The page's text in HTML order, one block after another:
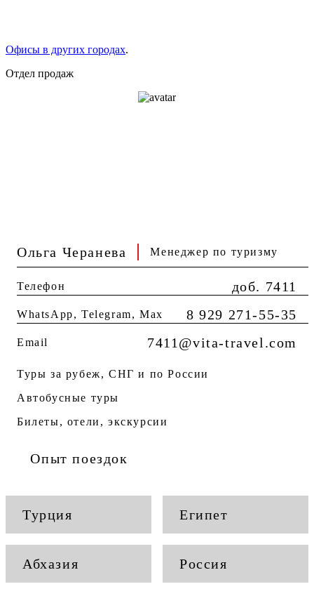
Офисы в других городах.
Отдел продаж
Ольга Черанева Менеджер по туризму
Телефон доб. 7411
WhatsApp, Telegram, Мах 8 929 271-55-35
Email 7411@vita-travel.com
Туры за рубеж, СНГ и по России
Автобусные туры
Билеты, отели, экскурсии
Опыт поездок
Турция Египет
Абхазия Россия